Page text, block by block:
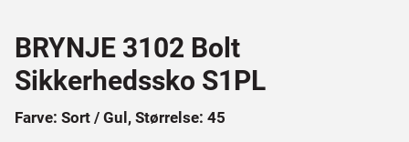
BRYNJE 3102 Bolt
Sikkerhedssko S1PL
Farve: Sort / Gul, Størrelse: 45